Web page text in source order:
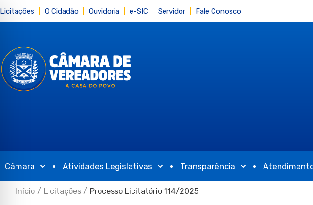
Licitações O Cidadão Ouvidoria e-SIC Servidor Fale Conosco
Câmara Atividades Legislativas Transparência
Início / Licitações / Processo Licitatório 114/2025